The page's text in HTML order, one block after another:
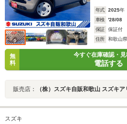
年式 2025年
車検
'28/08
保証
保証付
住所
和歌山
無
料
今すぐ在庫確認・
電話する
販売店： （株）スズキ自販和歌山 スズキアリーナ
スズキ